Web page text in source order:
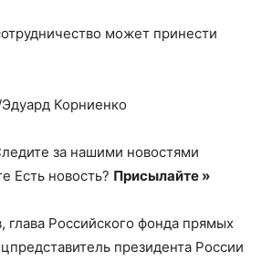
нем
может принести
Корниенко
за нашими новостями
Есть новость? Присылайте »
глава Российского фонда прямых
президента России